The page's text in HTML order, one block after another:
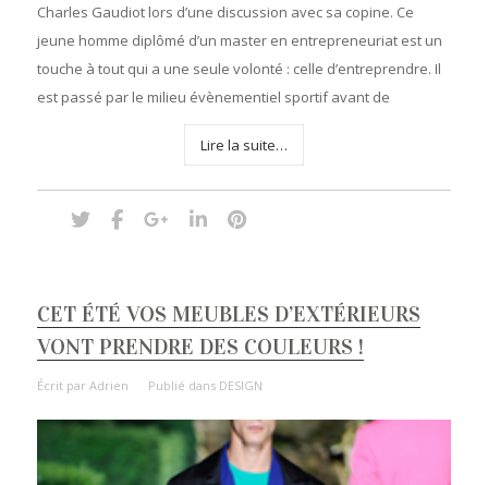
Charles Gaudiot lors d’une discussion avec sa copine. Ce
jeune homme diplômé d’un master en entrepreneuriat est un
touche à tout qui a une seule volonté : celle d’entreprendre. Il
est passé par le milieu évènementiel sportif avant de
Lire la suite…
CET ÉTÉ VOS MEUBLES D’EXTÉRIEURS
VONT PRENDRE DES COULEURS !
Écrit par Adrien Publié dans DESIGN